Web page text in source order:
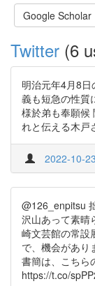
Google Scholar
Twitter (6
明治元年4月8
義も短急の性質
様於弟も奉願候
れと伝える木戸
2022-10-
@126_enpitsu
沢山あって素晴
崎文芸館の常設
で、機会があり
書簡は、こちら
https://t.co/